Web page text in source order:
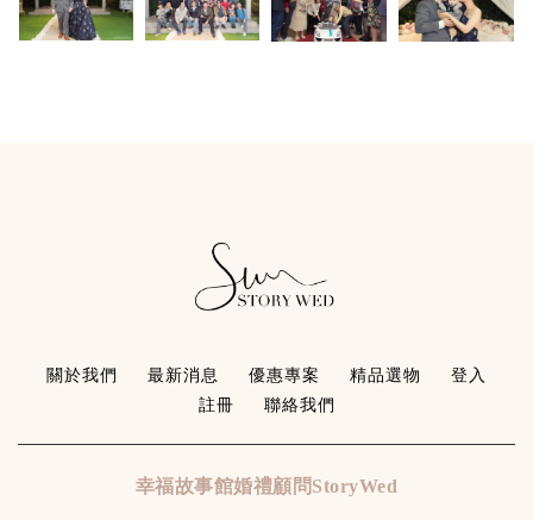
關於我們 最新消息 優惠專案 精品選物
登入
註冊
聯絡我們
幸福故事館婚禮顧問StoryWed